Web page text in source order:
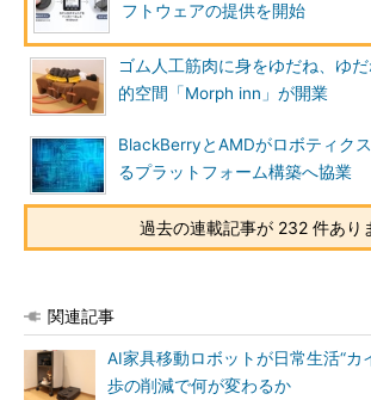
フトウェアの提供を開始
ゴム人工筋肉に身をゆだね、ゆ
的空間「Morph inn」が開業
BlackBerryとAMDがロボティク
るプラットフォーム構築へ協業
過去の連載記事が 232 件あり
関連記事
AI家具移動ロボットが日常生活“カ
歩の削減で何が変わるか